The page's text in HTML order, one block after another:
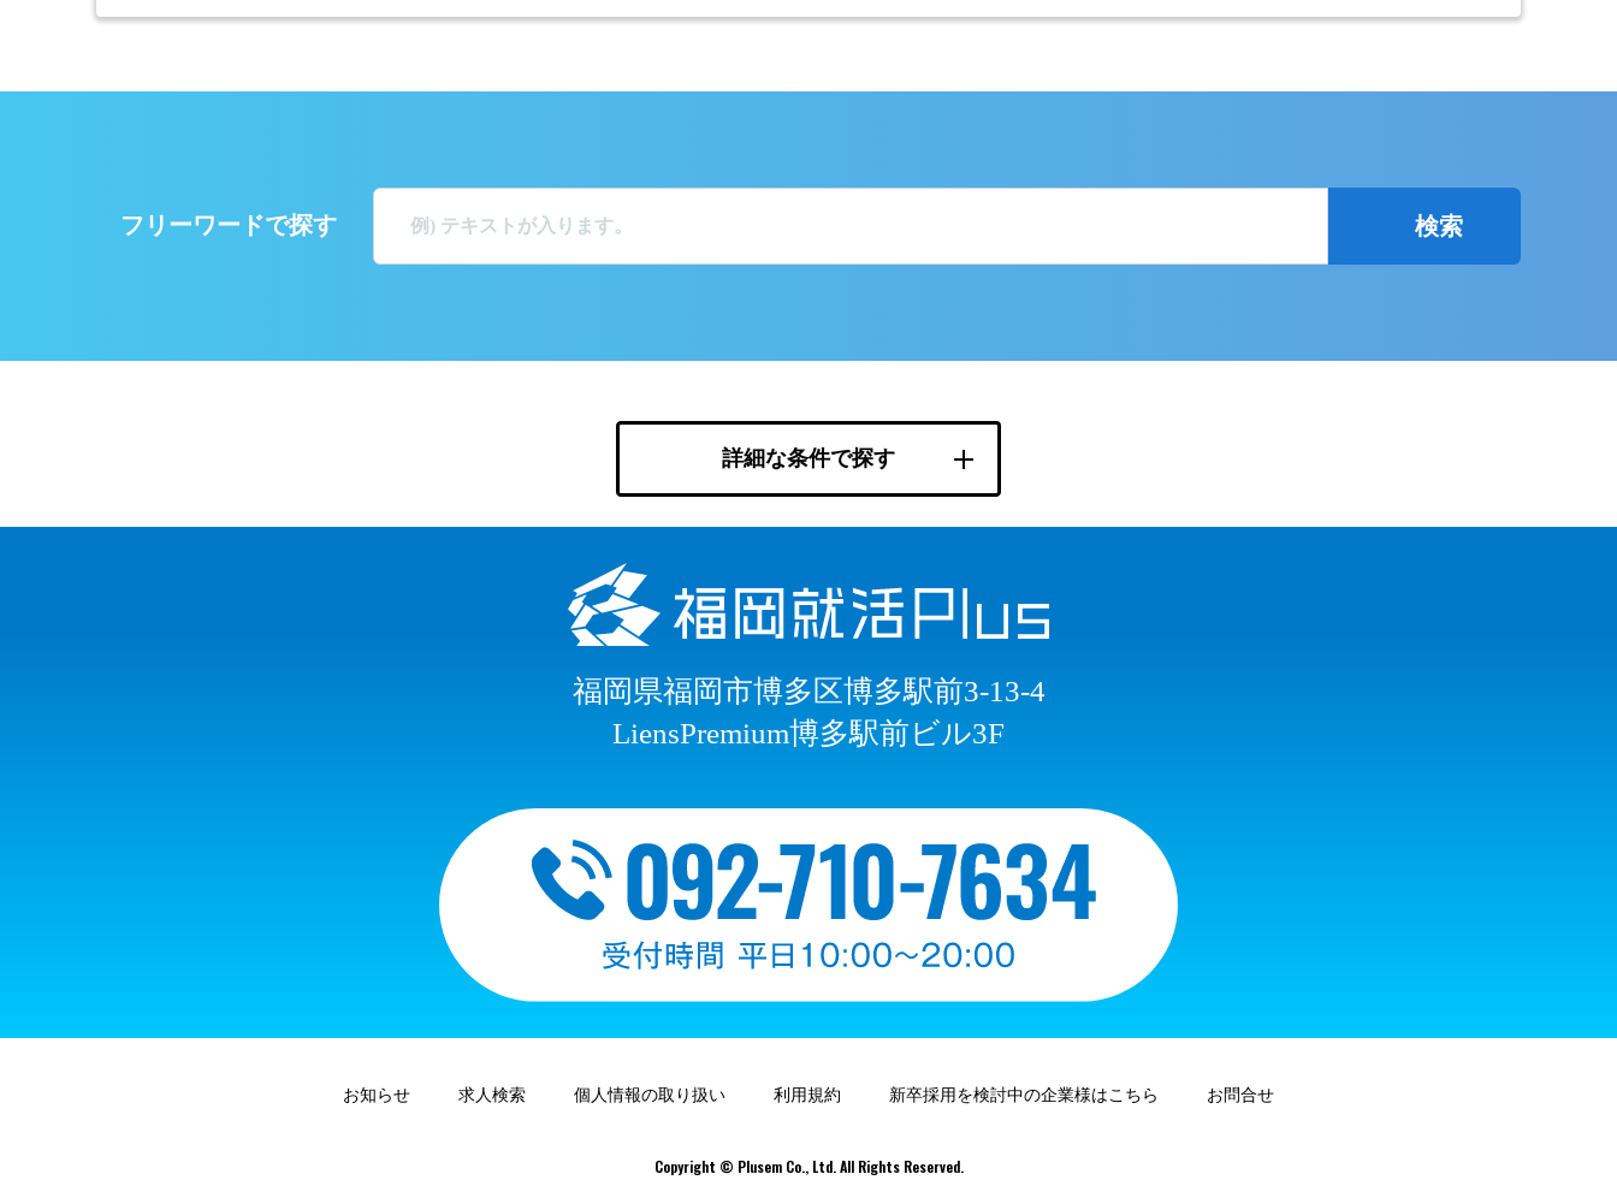
フリーワードで探す
詳細な条件で探す
福岡県福岡市博多区博多駅前3-13-4
LiensPremium博多駅前ビル3F
お知らせ 求人検索 個人情報の取り扱い 利用規約 新卒採用を検討中の企業様はこちら お問合せ
Copyright © Plusem Co., Ltd. All Rights Reserved.